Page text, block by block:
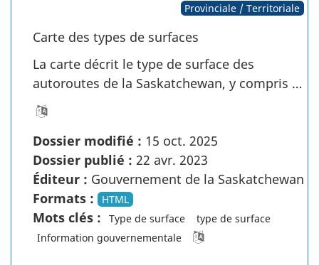
Provinciale / Territoriale
Carte des types de surfaces
La carte décrit le type de surface des
autoroutes de la Saskatchewan, y compris …
Dossier modifié : 15 oct. 2025
Dossier publié : 22 avr. 2023
Éditeur : Gouvernement de la Saskatchewan
Formats :
HTML
Mots clés : Type de surface
type de surface
Information gouvernementale